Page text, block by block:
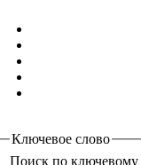
Ключевое слово
Поиск по ключевому